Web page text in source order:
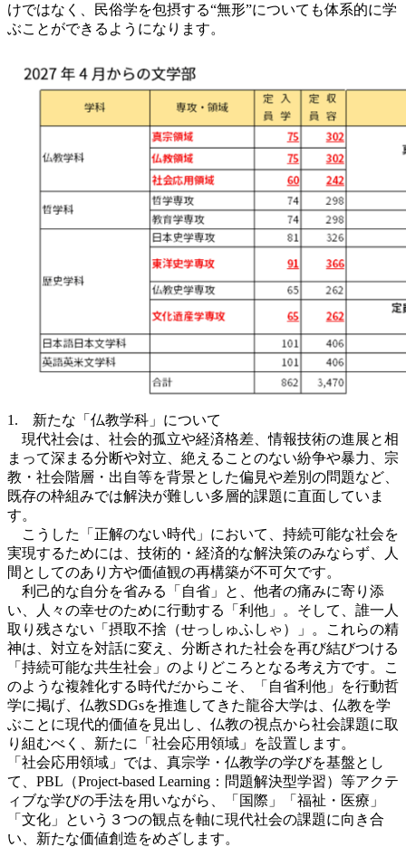
けではなく、民俗学を包摂する“無形”についても体系的に学
ぶことができるようになります。
1. 新たな「仏教学科」について
現代社会は、社会的孤立や経済格差、情報技術の進展と相
まって深まる分断や対立、絶えることのない紛争や暴力、宗
教・社会階層・出自等を背景とした偏見や差別の問題など、
既存の枠組みでは解決が難しい多層的課題に直面していま
す。
こうした「正解のない時代」において、持続可能な社会を
実現するためには、技術的・経済的な解決策のみならず、人
間としてのあり方や価値観の再構築が不可欠です。
利己的な自分を省みる「自省」と、他者の痛みに寄り添
い、人々の幸せのために行動する「利他」。そして、誰一人
取り残さない「摂取不捨（せっしゅふしゃ）」。これらの精
神は、対立を対話に変え、分断された社会を再び結びつける
「持続可能な共生社会」のよりどころとなる考え方です。こ
のような複雑化する時代だからこそ、「自省利他」を行動哲
学に掲げ、仏教SDGsを推進してきた龍谷大学は、仏教を学
ぶことに現代的価値を見出し、仏教の視点から社会課題に取
り組むべく、新たに「社会応用領域」を設置します。
「社会応用領域」では、真宗学・仏教学の学びを基盤とし
て、PBL（Project-based Learning：問題解決型学習）等アクテ
ィブな学びの手法を用いながら、「国際」「福祉・医療」
「文化」という３つの観点を軸に現代社会の課題に向き合
い、新たな価値創造をめざします。